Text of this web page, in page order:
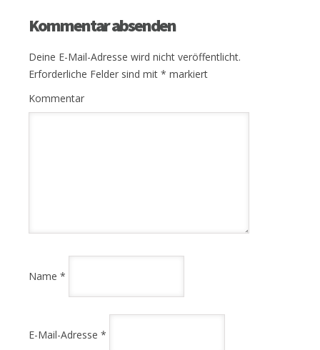
Kommentar absenden
Deine E-Mail-Adresse wird nicht veröffentlicht.
Erforderliche Felder sind mit * markiert
Kommentar
Name *
E-Mail-Adresse *